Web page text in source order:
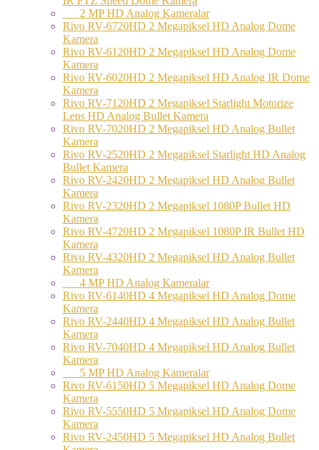
2 MP HD Analog Kameralar
Rivo RV-6720HD 2 Megapiksel HD Analog Dome
Kamera
Rivo RV-6120HD 2 Megapiksel HD Analog Dome
Kamera
Rivo RV-6020HD 2 Megapiksel HD Analog IR Dome
Kamera
Rivo RV-7120HD 2 Megapiksel Starlight Motorize
Lens HD Analog Bullet Kamera
Rivo RV-7020HD 2 Megapiksel HD Analog Bullet
Kamera
Rivo RV-2520HD 2 Megapiksel Starlight HD Analog
Bullet Kamera
Rivo RV-2420HD 2 Megapiksel HD Analog Bullet
Kamera
Rivo RV-2320HD 2 Megapiksel 1080P Bullet HD
Kamera
Rivo RV-4720HD 2 Megapiksel 1080P IR Bullet HD
Kamera
Rivo RV-4320HD 2 Megapiksel HD Analog Bullet
Kamera
4 MP HD Analog Kameralar
Rivo RV-6140HD 4 Megapiksel HD Analog Dome
Kamera
Rivo RV-2440HD 4 Megapiksel HD Analog Bullet
Kamera
Rivo RV-7040HD 4 Megapiksel HD Analog Bullet
Kamera
5 MP HD Analog Kameralar
Rivo RV-6150HD 5 Megapiksel HD Analog Dome
Kamera
Rivo RV-5550HD 5 Megapiksel HD Analog Dome
Kamera
Rivo RV-2450HD 5 Megapiksel HD Analog Bullet